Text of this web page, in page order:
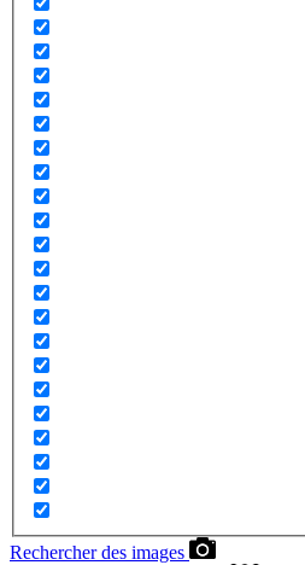
Rechercher des images